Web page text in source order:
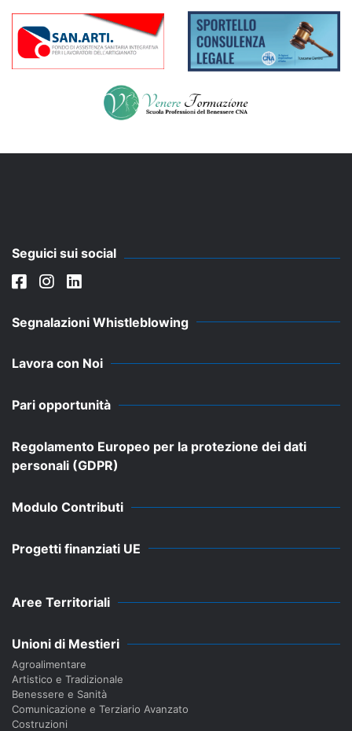
Seguici sui social
Segnalazioni Whistleblowing
Lavora con Noi
Pari opportunità
Regolamento Europeo per la protezione dei dati
personali (GDPR)
Modulo Contributi
Progetti finanziati UE
Aree Territoriali
Unioni di Mestieri
Agroalimentare
Artistico e Tradizionale
Benessere e Sanità
Comunicazione e Terziario Avanzato
Costruzioni